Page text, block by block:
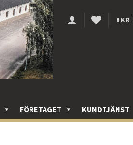
0 KR
FÖRETAGET KUNDTJÄNST